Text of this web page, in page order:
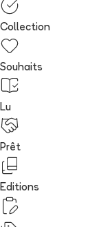
Collection
Souhaits
Lu
Prêt
Editions